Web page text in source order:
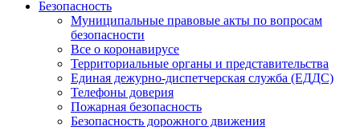
Безопасность
Муниципальные правовые акты по вопросам
безопасности
Все о коронавирусе
Территориальные органы и представительства
Единая дежурно-диспетчерская служба (ЕДДС)
Телефоны доверия
Пожарная безопасность
Безопасность дорожного движения